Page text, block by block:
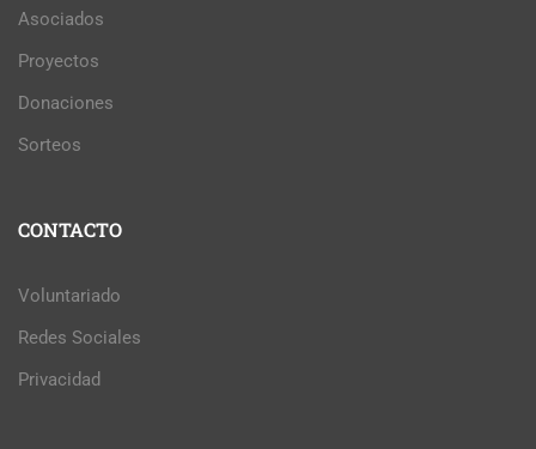
Asociados
Proyectos
Donaciones
Sorteos
CONTACTO
Voluntariado
Redes Sociales
Privacidad